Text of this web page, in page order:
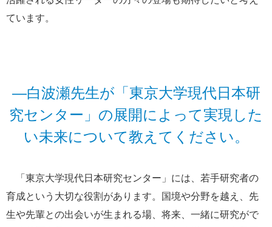
ています。
―白波瀬先生が「東京大学現代日本研
究センター」の展開によって実現した
い未来について教えてください。
「東京大学現代日本研究センター」には、若手研究者の
育成という大切な役割があります。国境や分野を越え、先
生や先輩との出会いが生まれる場、将来、一緒に研究がで